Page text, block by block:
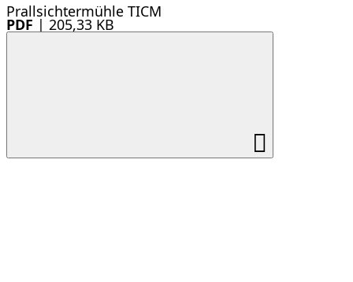
Prallsichtermühle TICM
PDF | 205,33 KB